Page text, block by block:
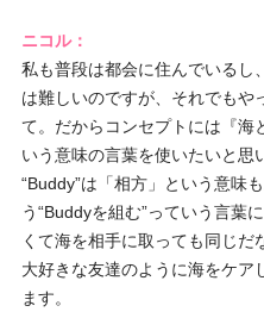
ニコル：
私も普段は都会に住んでいるし
は難しいのですが、それでもや
て。だからコンセプトには『海
いう意味の言葉を使いたいと思
“Buddy”は「相方」という意味
う“Buddyを組む”っていう言葉
くて海を相手に取っても同じだ
大好きな友達のように海をケア
ます。